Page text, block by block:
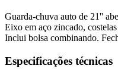
Guarda-chuva auto de 21''
Eixo em aço zincado,
Inclui bolsa combinando.
Especificações técnicas